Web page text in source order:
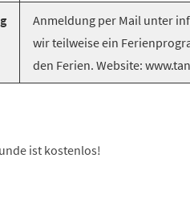
Anmeldung per Mail unter
wir teilweise ein
den Ferien. Website:
ist kostenlos!